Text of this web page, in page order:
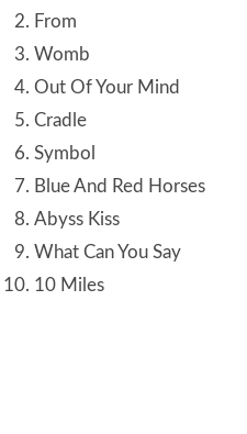
From
Womb
Out Of Your Mind
Cradle
Symbol
Blue And Red Horses
Abyss Kiss
What Can You Say
10 Miles